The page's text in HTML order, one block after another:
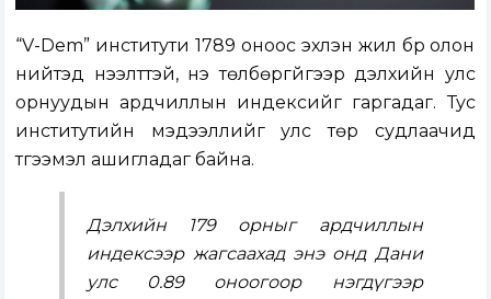
“V-Dem” институти 1789 оноос эхлэн жил бүр олон
нийтэд нээлттэй, үнэ төлбөргүйгээр дэлхийн улс
орнуудын ардчиллын индексийг гаргадаг. Тус
институтийн мэдээллийг улс төр судлаачид
түгээмэл ашигладаг байна.
Дэлхийн 179 орныг ардчиллын
индексээр жагсаахад энэ онд Дани
улс 0.89 оноогоор нэгдүгээр